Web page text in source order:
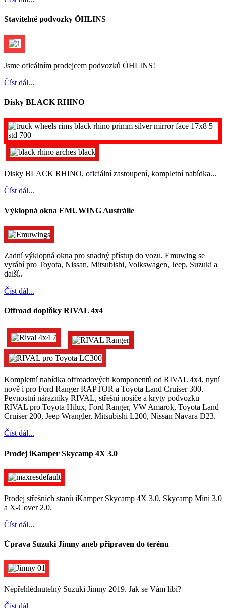
Stavitelné podvozky ÖHLINS
Jsme oficálním prodejcem podvozků ÖHLINS!
Číst dál...
Disky BLACK RHINO
Disky BLACK RHINO, oficiální zastoupení, kompletní nabídka...
Číst dál...
Výklopná okna EMUWING Austrálie
Zadní výklopná okna pro snadný přístup do vozu. Emuwing se
vyrábí pro Toyota, Nissan, Mitsubishi, Volkswagen, Jeep, Suzuki a
další..
Číst dál...
Offroad doplňky RIVAL 4x4
Kompletní nabídka offroadových komponentů od RIVAL 4x4, nyní
nově i pro Ford Ranger RAPTOR a Toyota Land Cruiser 300.
Pevnostní nárazníky RIVAL, střešní nosiče a kryty podvozku
RIVAL pro Toyota Hilux, Ford Ranger, VW Amarok, Toyota Land
Cruiser 200, Jeep Wrangler, Mitsubishi L200, Nissan Navara D23.
Číst dál...
Prodej iKamper Skycamp 4X 3.0
Prodej střešních stanů iKamper Skycamp 4X 3.0, Skycamp Mini 3.0
a X-Cover 2.0.
Číst dál...
Úprava Suzuki Jimny aneb připraven do terénu
Nepřehlédnutelný Suzuki Jimny 2019. Jak se Vám líbí?